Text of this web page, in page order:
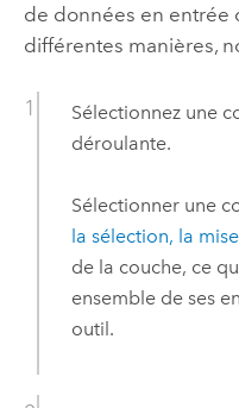
de données en entrée
différentes manières,
Sélectionnez une
déroulante.
Sélectionner une
la sélection, la
de la couche, ce
ensemble de ses
outil.